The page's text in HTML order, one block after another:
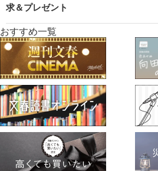
求＆プレゼント
おすすめ一覧